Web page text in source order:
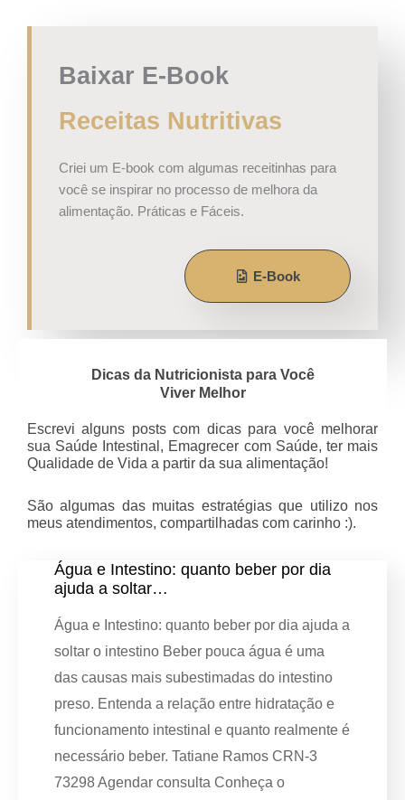
Baixar E-Book
Receitas Nutritivas
Criei um E-book com algumas receitinhas para
você se inspirar no processo de melhora da
alimentação. Práticas e Fáceis.
E-Book
Dicas da Nutricionista para Você
Viver Melhor
Escrevi alguns posts com dicas para você melhorar
sua Saúde Intestinal, Emagrecer com Saúde, ter mais
Qualidade de Vida a partir da sua alimentação!
São algumas das muitas estratégias que utilizo nos
meus atendimentos, compartilhadas com carinho :).
Água e Intestino: quanto beber por dia
ajuda a soltar…
Água e Intestino: quanto beber por dia ajuda a
soltar o intestino Beber pouca água é uma
das causas mais subestimadas do intestino
preso. Entenda a relação entre hidratação e
funcionamento intestinal e quanto realmente é
necessário beber. Tatiane Ramos CRN-3
73298 Agendar consulta Conheça o